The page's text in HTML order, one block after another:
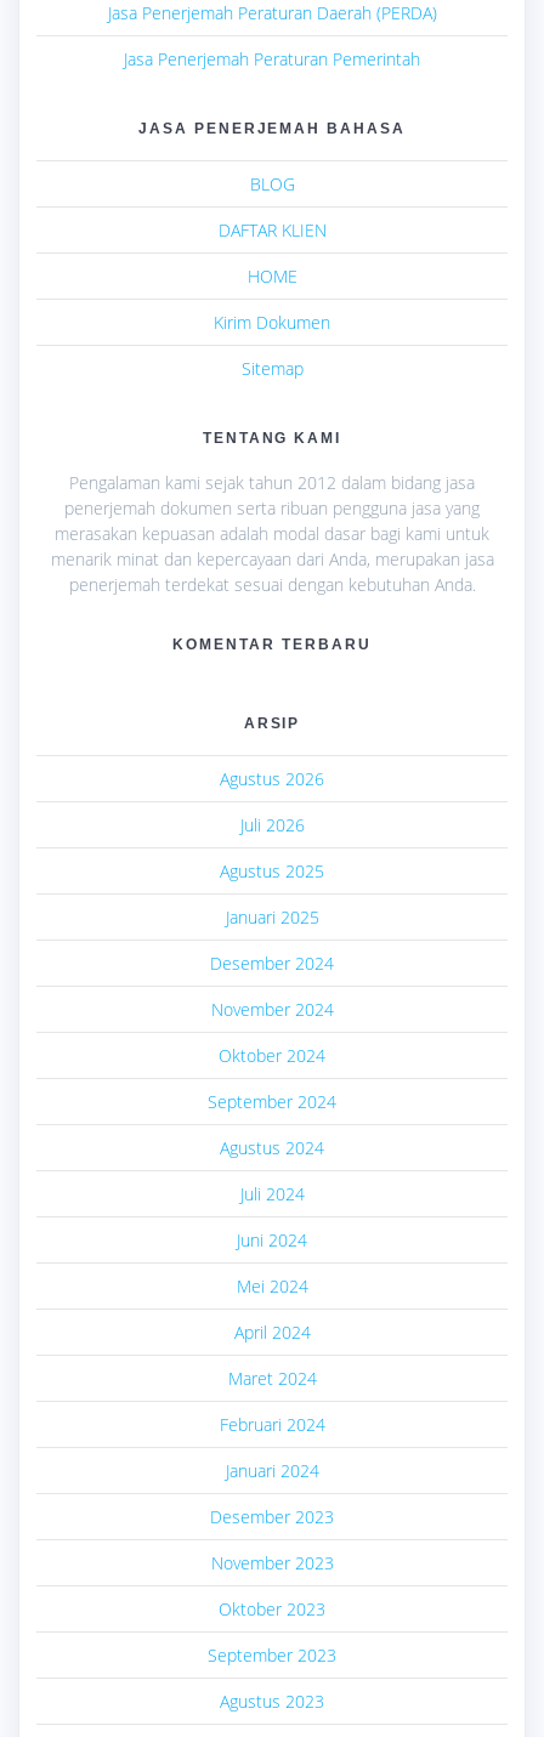
Jasa Penerjemah Peraturan Daerah (PERDA)
Jasa Penerjemah Peraturan Pemerintah
JASA PENERJEMAH BAHASA
BLOG
DAFTAR KLIEN
HOME
Kirim Dokumen
Sitemap
TENTANG KAMI
Pengalaman kami sejak tahun 2012 dalam bidang jasa
penerjemah dokumen serta ribuan pengguna jasa yang
merasakan kepuasan adalah modal dasar bagi kami untuk
menarik minat dan kepercayaan dari Anda, merupakan jasa
penerjemah terdekat sesuai dengan kebutuhan Anda.
KOMENTAR TERBARU
ARSIP
Agustus 2026
Juli 2026
Agustus 2025
Januari 2025
Desember 2024
November 2024
Oktober 2024
September 2024
Agustus 2024
Juli 2024
Juni 2024
Mei 2024
April 2024
Maret 2024
Februari 2024
Januari 2024
Desember 2023
November 2023
Oktober 2023
September 2023
Agustus 2023